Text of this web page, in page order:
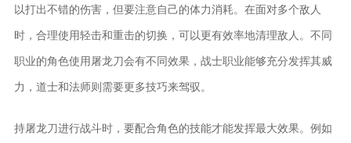
以打出不错的伤害，但要注意自己的体力消耗。在面对多个敌人
时，合理使用轻击和重击的切换，可以更有效率地清理敌人。不同
职业的角色使用屠龙刀会有不同效果，战士职业能够充分发挥其威
力，道士和法师则需要更多技巧来驾驭。
持屠龙刀进行战斗时，要配合角色的技能才能发挥最大效果。例如